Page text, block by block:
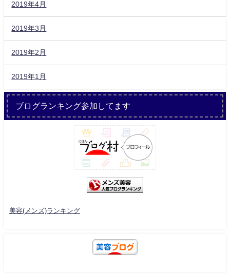
2019年4月
2019年3月
2019年2月
2019年1月
ブログランキング参加してます
美容(メンズ)ランキング